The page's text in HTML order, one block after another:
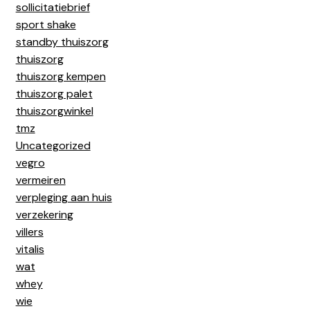
sollicitatiebrief
sport shake
standby thuiszorg
thuiszorg
thuiszorg kempen
thuiszorg palet
thuiszorgwinkel
tmz
Uncategorized
vegro
vermeiren
verpleging aan huis
verzekering
villers
vitalis
wat
whey
wie